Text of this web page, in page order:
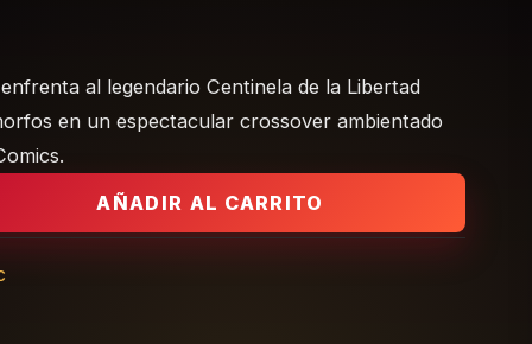
al legendario Centinela de la Libertad
en un espectacular crossover ambientado
Cómic Marvel cantidad
AÑADIR AL CARRITO